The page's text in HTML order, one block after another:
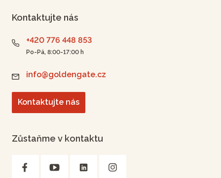
Kontaktujte nás
+420 776 448 853
Po-Pá, 8:00-17:00 h
info@goldengate.cz
Kontaktujte nás
Zůstaňme v kontaktu